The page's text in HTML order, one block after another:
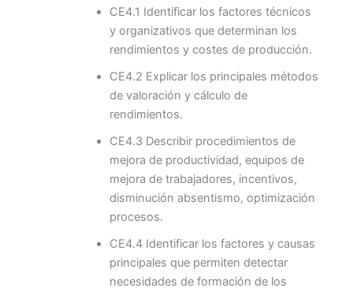
CE4.1 Identificar los factores técnicos
y organizativos que determinan los
rendimientos y costes de producción.
CE4.2 Explicar los principales métodos
de valoración y cálculo de
rendimientos.
CE4.3 Describir procedimientos de
mejora de productividad, equipos de
mejora de trabajadores, incentivos,
disminución absentismo, optimización
procesos.
CE4.4 Identificar los factores y causas
principales que permiten detectar
necesidades de formación de los